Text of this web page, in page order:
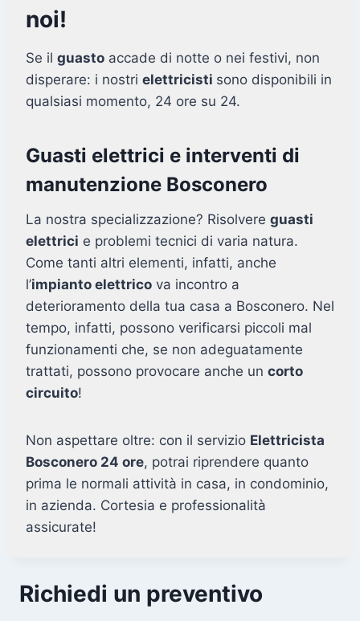
noi!
Se il guasto accade di notte o nei festivi, non
disperare: i nostri elettricisti sono disponibili in
qualsiasi momento, 24 ore su 24.
Guasti elettrici e interventi di
manutenzione Bosconero
La nostra specializzazione? Risolvere guasti
elettrici e problemi tecnici di varia natura.
Come tanti altri elementi, infatti, anche
l’impianto elettrico va incontro a
deterioramento della tua casa a Bosconero. Nel
tempo, infatti, possono verificarsi piccoli mal
funzionamenti che, se non adeguatamente
trattati, possono provocare anche un corto
circuito!
Non aspettare oltre: con il servizio Elettricista
Bosconero 24 ore, potrai riprendere quanto
prima le normali attività in casa, in condominio,
in azienda. Cortesia e professionalità
assicurate!
Richiedi un preventivo